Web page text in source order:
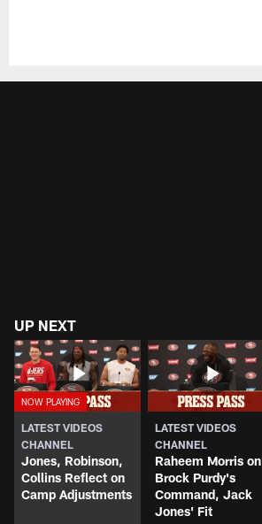
UP NEXT
LATEST VIDEOS
CHANNEL
Jones, Robinson,
Collins Reflect on
Camp Adjustments
LATEST VIDEOS
CHANNEL
Raheem Morris on
Brock Purdy's
Command, Jack
Jones' Fit